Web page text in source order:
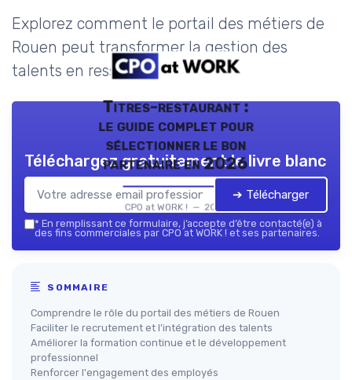
Explorez comment le portail des métiers de
Rouen peut transformer la gestion des
talents en ressources humaines.
Titres-restaurant :
le guide complet pour
sélectionner le bon
partenaire en 2026
CPO at WORK ! — 2026
Téléchargez gratuitement le livre blanc
➔ Télécharger
* En remplissant ce formulaire, j’accepte d’être contacté(e) à
des fins commerciales par CPO at WORK ! et ses partenaires.
SOMMAIRE
Comprendre le rôle du portail des métiers de Rouen
Faciliter le recrutement et l'intégration des talents
Améliorer la formation continue et le développement
professionnel
Renforcer l'engagement des employés